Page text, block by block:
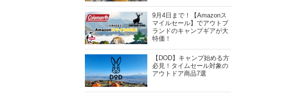
9月4日まで！【Amazonス
マイルセール】でアウトブ
ランドのキャンプギアが大
特価！
【DOD】キャンプ始める方
必見！タイムセール対象の
アウトドア商品7選